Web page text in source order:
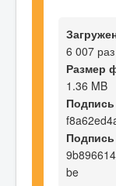
6 007 раз
Размер
1.36 MB
Подпись
Подпись
be